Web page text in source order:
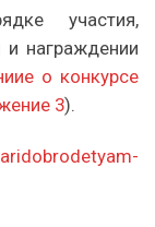
участия,
и награждении
о конкурсе
3).